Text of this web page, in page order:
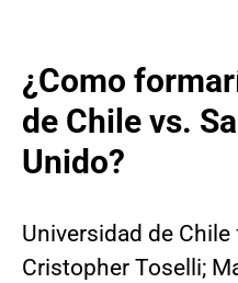
¿Como
de Chile vs.
Unido?
Universidad de
Cristopher Toselli;